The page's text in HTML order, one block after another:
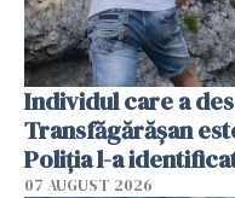
Individul care a
Transfăgărășan
Poliția l-a
07 AUGUST 2026